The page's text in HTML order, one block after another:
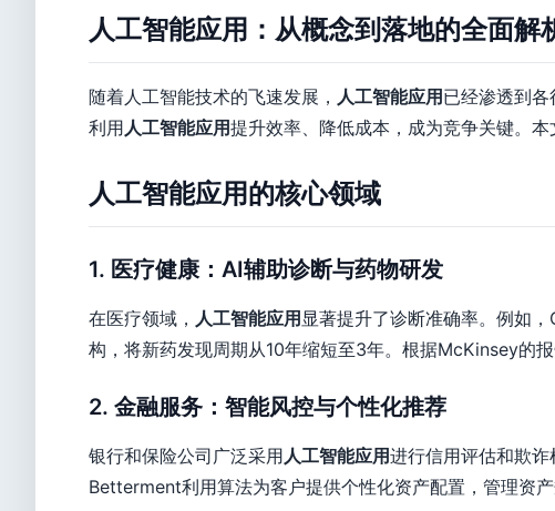
人工智能应用：从概念到落地的全面解
随着人工智能技术的飞速发展， 人工智能应用 已经渗透到
利用人工智能应用提升效率、降低成本，成为竞争关键。
人工智能应用的核心领域
1. 医疗健康：AI辅助诊断与药物研发
在医疗领域， 人工智能应用 显著提升了诊断准确率。例如
构，将新药发现周期从10年缩短至3年。根据McKinsey的
2. 金融服务：智能风控与个性化推荐
银行和保险公司广泛采用人工智能应用进行信用评估和欺
Betterment利用算法为客户提供个性化资产配置，管理资产